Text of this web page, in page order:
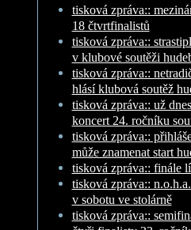
tisková zpráva::
18 čtvrtfinalistů
tisková zpráva::
v klubové soutěži
tisková zpráva::
hlásí klubová soutěž
tisková zpráva:: už
koncert 24. ročníku
tisková zpráva::
může znamenat start
tisková zpráva:: finále
tisková zpráva::
v sobotu ve stolárně
tisková zpráva::